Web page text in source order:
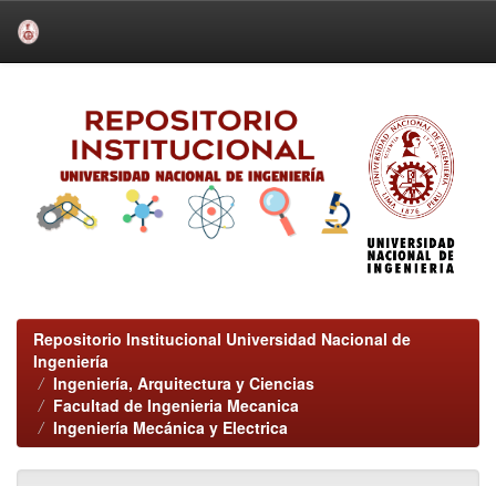
Repositorio Institucional Universidad Nacional de
Ingeniería
Ingeniería, Arquitectura y Ciencias
Facultad de Ingenieria Mecanica
Ingeniería Mecánica y Electrica